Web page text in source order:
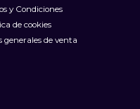
y Condiciones
de cookies
generales de venta